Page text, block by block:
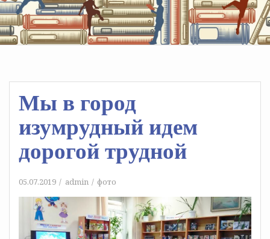
Мы в город
изумрудный идем
дорогой трудной
05.07.2019 admin фото